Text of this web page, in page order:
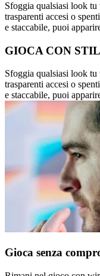
Sfoggia qualsiasi look
trasparenti accesi o
e staccabile, puoi
GIOCA CON
Sfoggia qualsiasi look
trasparenti accesi o
e staccabile, puoi
Gioca senza